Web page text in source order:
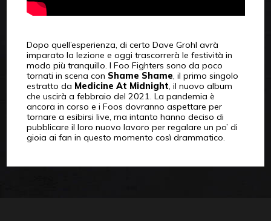
Dopo quell’esperienza, di certo Dave Grohl avrà
imparato la lezione e oggi trascorrerà le festività in
modo più tranquillo. I Foo Fighters sono da poco
tornati in scena con Shame Shame , il primo singolo
estratto da Medicine At Midnight , il nuovo album
che uscirà a febbraio del 2021. La pandemia è
ancora in corso e i Foos dovranno aspettare per
tornare a esibirsi live, ma intanto hanno deciso di
pubblicare il loro nuovo lavoro per regalare un po’ di
gioia ai fan in questo momento così drammatico.